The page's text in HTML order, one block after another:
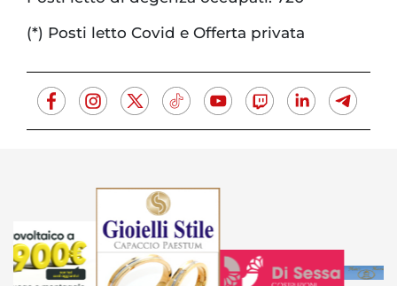
(*) Posti letto Covid e Offerta privata